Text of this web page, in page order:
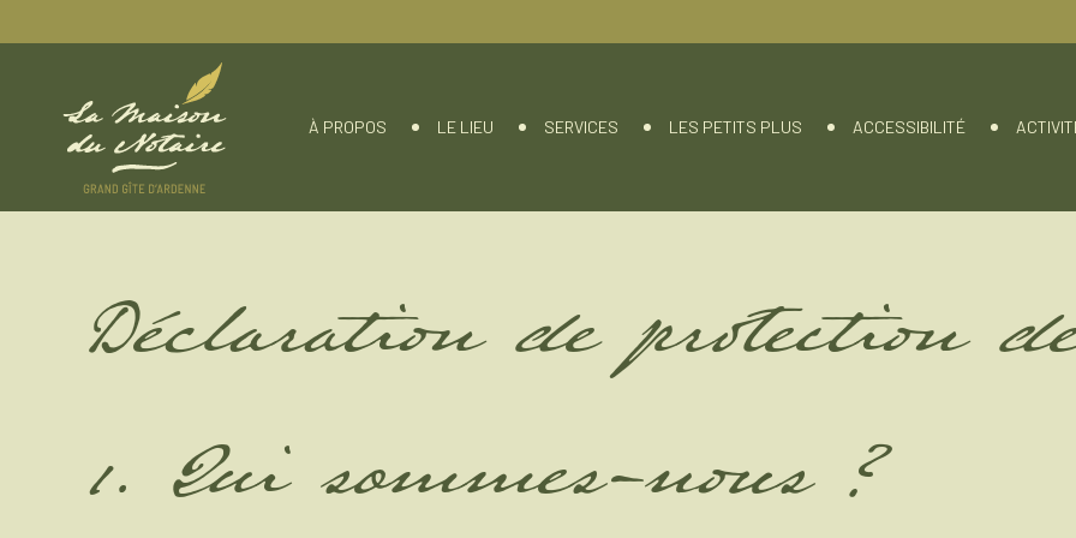
À PROPOS LE LIEU SERVICES LES PETITS PLUS ACCESSIBILITÉ
Déclaration de protection
1. Qui sommes-nous ?